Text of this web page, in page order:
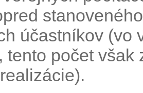
účastníkov (vo
tento počet